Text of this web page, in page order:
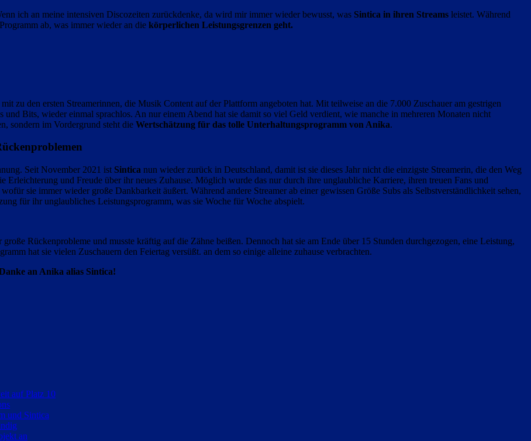
ich an meine intensiven Discozeiten zurückdenke, da wird mir immer wieder bewusst, was Sintica in ihren Streams leistet. Während
ab, was immer wieder an die körperlichen Leistungsgrenzen geht.
zu den ersten Streamerinnen, die Musik Content auf der Plattform angeboten hat. Mit teilweise an die 7.000 Zuschauer am gestrigen
Bits, wieder einmal sprachlos. An nur einem Abend hat sie damit so viel Geld verdient, wie manche in mehreren Monaten nicht
sondern im Vordergrund steht die Wertschätzung für das tolle Unterhaltungsprogramm von Anika.
Seit November 2021 ist Sintica nun wieder zurück in Deutschland, damit ist sie dieses Jahr nicht die einzigste Streamerin, die den Weg
Erleichterung und Freude über ihr neues Zuhause. Möglich wurde das nur durch ihre unglaubliche Karriere, ihren treuen Fans und
sie immer wieder große Dankbarkeit äußert. Während andere Streamer ab einer gewissen Größe Subs als Selbstverständlichkeit sehen,
für ihr unglaubliches Leistungsprogramm, was sie Woche für Woche abspielt.
große Rückenprobleme und musste kräftig auf die Zähne beißen. Dennoch hat sie am Ende über 15 Stunden durchgezogen, eine Leistung,
hat sie vielen Zuschauern den Feiertag versüßt. an dem so einige alleine zuhause verbrachten.
an Anika alias Sintica!
auf Platz 10
und Sintica
an